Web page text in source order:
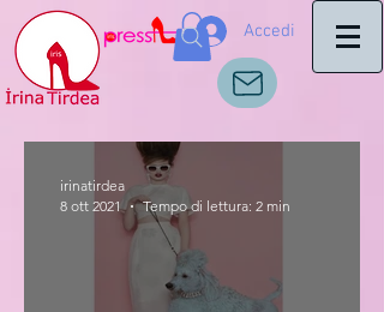
Accedi
irinatirdea
8 ott 2021
Tempo di lettura: 2 min